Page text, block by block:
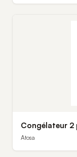
Congélateur 2
Atosa